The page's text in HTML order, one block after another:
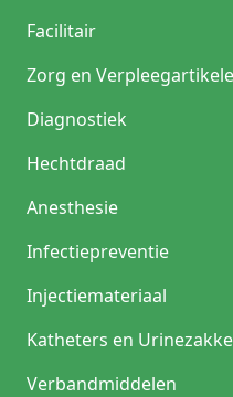
Facilitair
Zorg en
Diagnostiek
Hechtdraad
Anesthesie
Infectiepreventie
Injectiemateriaal
Katheters en
Verbandmiddelen